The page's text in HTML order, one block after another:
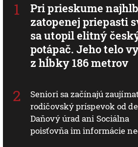
Pri prieskume
zatopenej priepasti
sa utopil elitný
potápač. Jeho telo
z hĺbky 186 metrov
Seniori sa začínajú
rodičovský príspevok od
Daňový úrad ani Sociálna
poisťovňa im informácie